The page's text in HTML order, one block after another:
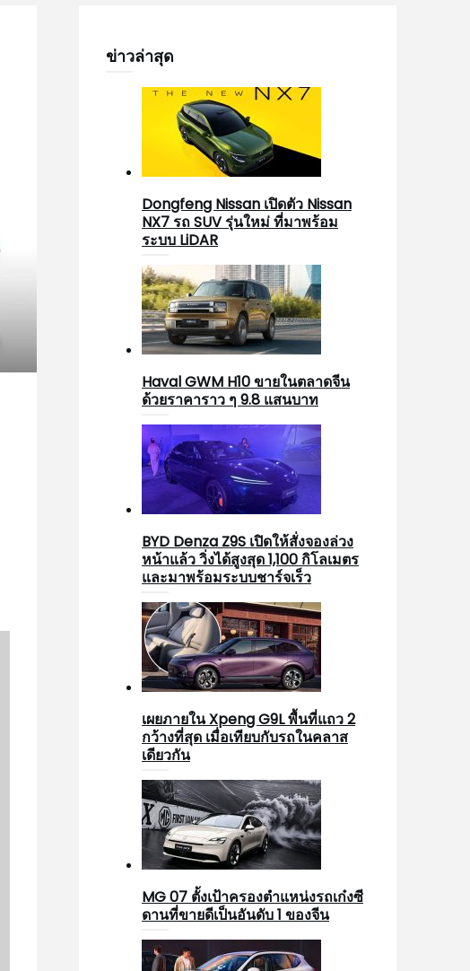
ข่าวล่าสุด
Dongfeng Nissan เปิดตัว Nissan
NX7 รถ SUV รุ่นใหม่ ที่มาพร้อม
ระบบ LiDAR
Haval GWM H10 ขายในตลาดจีน
ด้วยราคาราว ๆ 9.8 แสนบาท
BYD Denza Z9S เปิดให้สั่งจองล่วง
หน้าแล้ว วิ่งได้สูงสุด 1,100 กิโลเมตร
และมาพร้อมระบบชาร์จเร็ว
เผยภายใน Xpeng G9L พื้นที่แถว 2
กว้างที่สุด เมื่อเทียบกับรถในคลาส
เดียวกัน
MG 07 ตั้งเป้าครองตำแหน่งรถเก๋งซี
ดานที่ขายดีเป็นอันดับ 1 ของจีน